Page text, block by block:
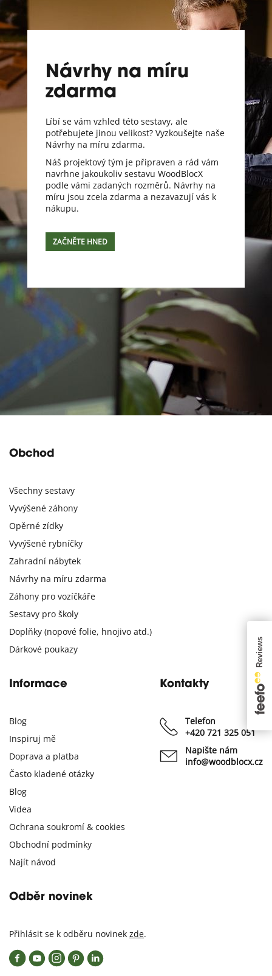
Návrhy na míru
zdarma
Líbí se vám vzhled této sestavy, ale
potřebujete jinou velikost? Vyzkoušejte naše
Návrhy na míru zdarma.
Náš projektový tým je připraven a rád vám
navrhne jakoukoliv sestavu WoodBlocX
podle vámi zadaných rozměrů. Návrhy na
míru jsou zcela zdarma a nezavazují vás k
nákupu.
ZAČNĚTE HNED
Obchod
Všechny sestavy
Vyvýšené záhony
Opěrné zídky
Vyvýšené rybníčky
Zahradní nábytek
Návrhy na míru zdarma
Záhony pro vozíčkáře
Sestavy pro školy
Doplňky (nopové folie, hnojivo atd.)
Dárkové poukazy
Informace
Blog
Inspiruj mě
Doprava a platba
Často kladené otázky
Blog
Videa
Ochrana soukromí & cookies
Obchodní podmínky
Najít návod
Kontakty
Telefon
+420 721 325 051
Napište nám
info@woodblocx.cz
Odběr novinek
Přihlásit se k odběru novinek zde.